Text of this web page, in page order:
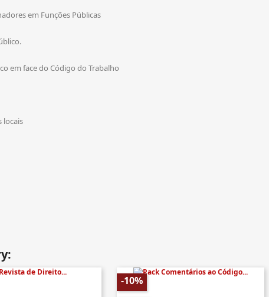
em Funções Públicas
em face do Código do Trabalho
locais
-10%